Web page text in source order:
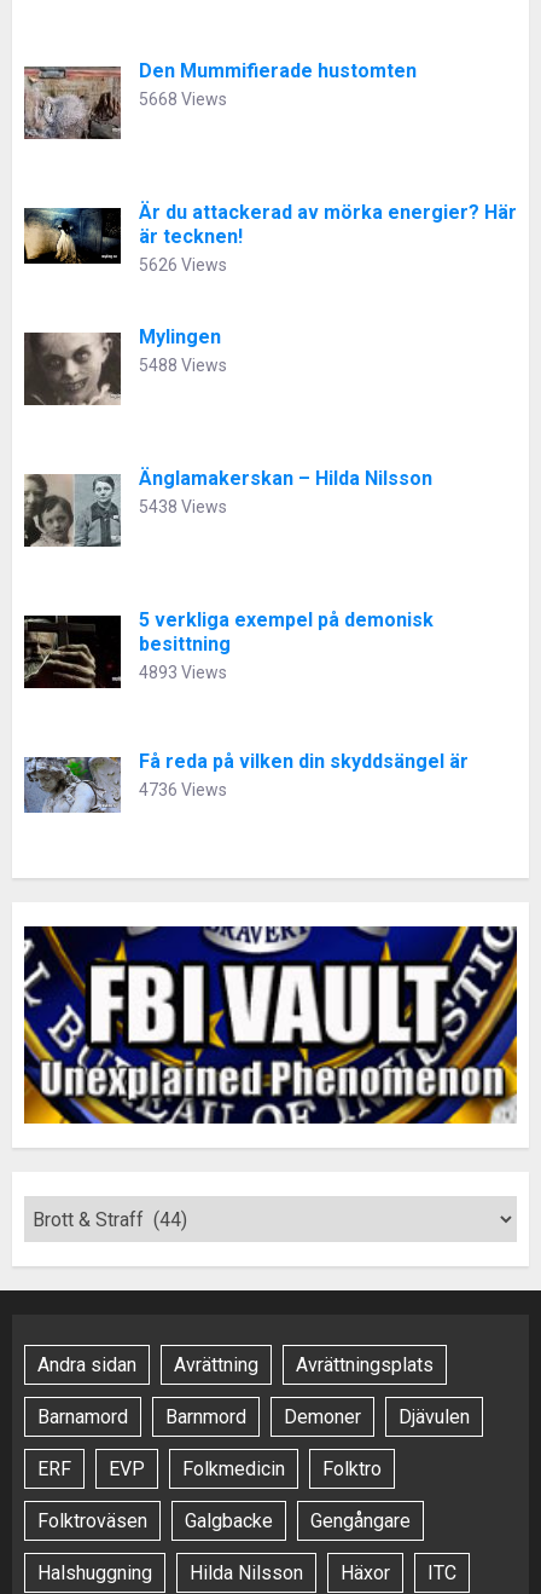
Den Mummifierade hustomten
5668 Views
Är du attackerad av mörka energier? Här
är tecknen!
5626 Views
Mylingen
5488 Views
Änglamakerskan – Hilda Nilsson
5438 Views
5 verkliga exempel på demonisk
besittning
4893 Views
Få reda på vilken din skyddsängel är
4736 Views
Andra sidan Avrättning Avrättningsplats
Barnamord Barnmord Demoner Djävulen
ERF EVP Folkmedicin Folktro
Folktroväsen Galgbacke Gengångare
Halshuggning Hilda Nilsson Häxor ITC